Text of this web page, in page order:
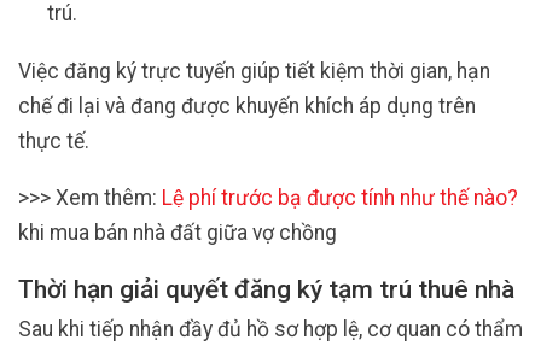
trú.
Việc đăng ký trực tuyến giúp tiết kiệm thời gian, hạn
chế đi lại và đang được khuyến khích áp dụng trên
thực tế.
>>> Xem thêm: Lệ phí trước bạ được tính như thế nào?
khi mua bán nhà đất giữa vợ chồng
Thời hạn giải quyết đăng ký tạm trú thuê nhà
Sau khi tiếp nhận đầy đủ hồ sơ hợp lệ, cơ quan có thẩm